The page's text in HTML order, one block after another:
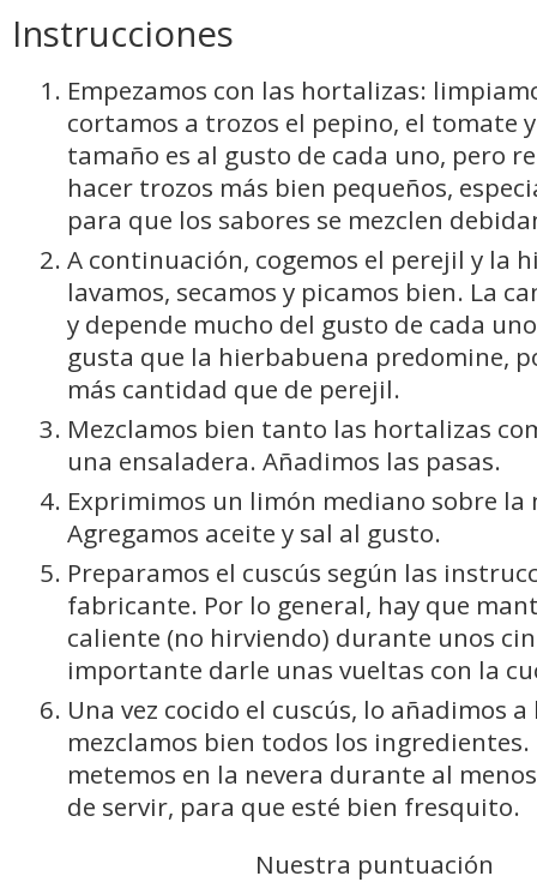
Instrucciones
Empezamos con las hortalizas:
cortamos a trozos el pepino, el tomate
tamaño es al gusto de cada uno, pero
hacer trozos más bien pequeños,
para que los sabores se mezclen
A continuación, cogemos el perejil y la
lavamos, secamos y picamos bien. La
y depende mucho del gusto de cada
gusta que la hierbabuena predomine,
más cantidad que de perejil.
Mezclamos bien tanto las hortalizas
una ensaladera. Añadimos las pasas.
Exprimimos un limón mediano sobre la
Agregamos aceite y sal al gusto.
Preparamos el cuscús según las
fabricante. Por lo general, hay que
caliente (no hirviendo) durante unos
importante darle unas vueltas con la
Una vez cocido el cuscús, lo añadimos
mezclamos bien todos los
metemos en la nevera durante al
de servir, para que esté bien fresquito.
Nuestra puntuación